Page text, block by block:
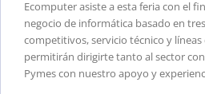
Ecomputer asiste a esta feria con el
negocio de informática basado en
competitivos, servicio técnico y líneas
permitirán dirigirte tanto al sector
Pymes con nuestro apoyo y